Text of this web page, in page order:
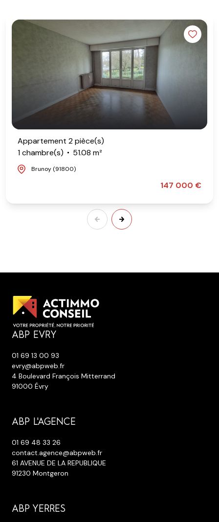
Appartement 2 pièce(s)
1 chambre(s)
51.08 m²
Brunoy (91800)
147 000 €
ABP EVRY
01 69 13 00 93
evry@abpweb.fr
4 Boulevard François Mitterrand
91000 Évry
ABP L'AGENCE
01 69 48 33 26
contact.agence@abpweb.fr
61 AVENUE DE LA REPUBLIQUE
91230 Montgeron
ABP YERRES